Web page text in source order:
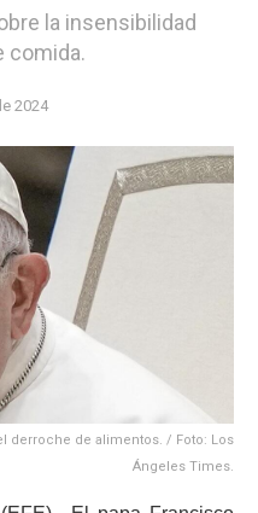
la insensibilidad
comida.
2024
derroche de alimentos. / Foto: Los
Ángeles Times.